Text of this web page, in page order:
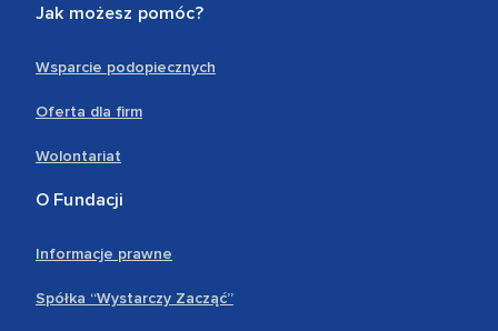
Jak możesz pomóc?
Wsparcie podopiecznych
Oferta dla firm
Wolontariat
O Fundacji
Informacje prawne
Spółka “Wystarczy Zacząć”